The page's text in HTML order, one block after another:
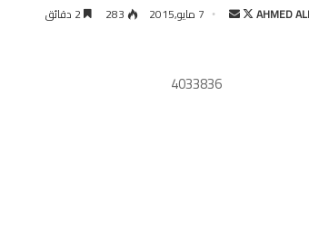
AHMED
تابعأرسل 7 مايو,2015 283